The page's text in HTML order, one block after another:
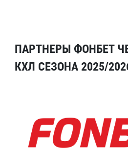
ПАРТНЕРЫ ФОНБЕТ
КХЛ СЕЗОНА 2025/